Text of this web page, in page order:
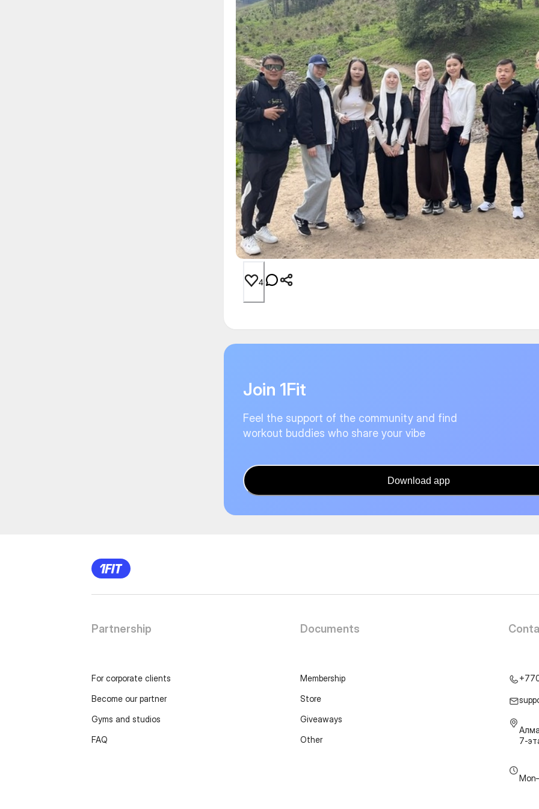
4
Join 1Fit
Feel the support of the community and find
workout buddies who share your vibe
Download app
Partnership
For corporate clients
Become our partner
Gyms and studios
FAQ
Documents
Membership
Store
Giveaways
Other
7-